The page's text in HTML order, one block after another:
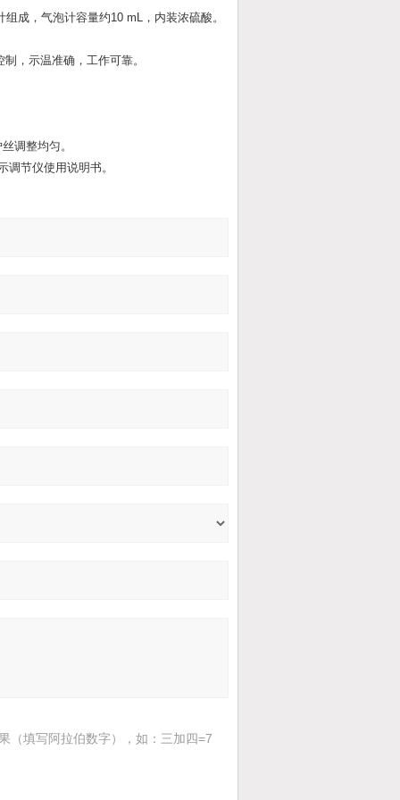
成，气泡计容量约10 mL，内装浓硫酸。
，示温准确，工作可靠。
调整均匀。
节仪使用说明书。
（填写阿拉伯数字），如：三加四=7